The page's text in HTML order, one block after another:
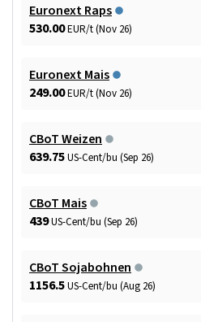
Euronext Raps
530.00EUR/t (Nov 26)
Euronext Mais
249.00EUR/t (Nov 26)
CBoT Weizen
639.75US-Cent/bu (Sep 26)
CBoT Mais
439US-Cent/bu (Sep 26)
CBoT Sojabohnen
1156.5US-Cent/bu (Aug 26)